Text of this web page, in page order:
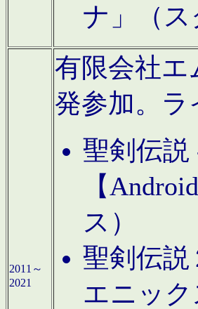
ナ」（
2011～
2021
有限会社エ
発参加。
聖剣伝
【
ス）
聖剣伝説
エニック